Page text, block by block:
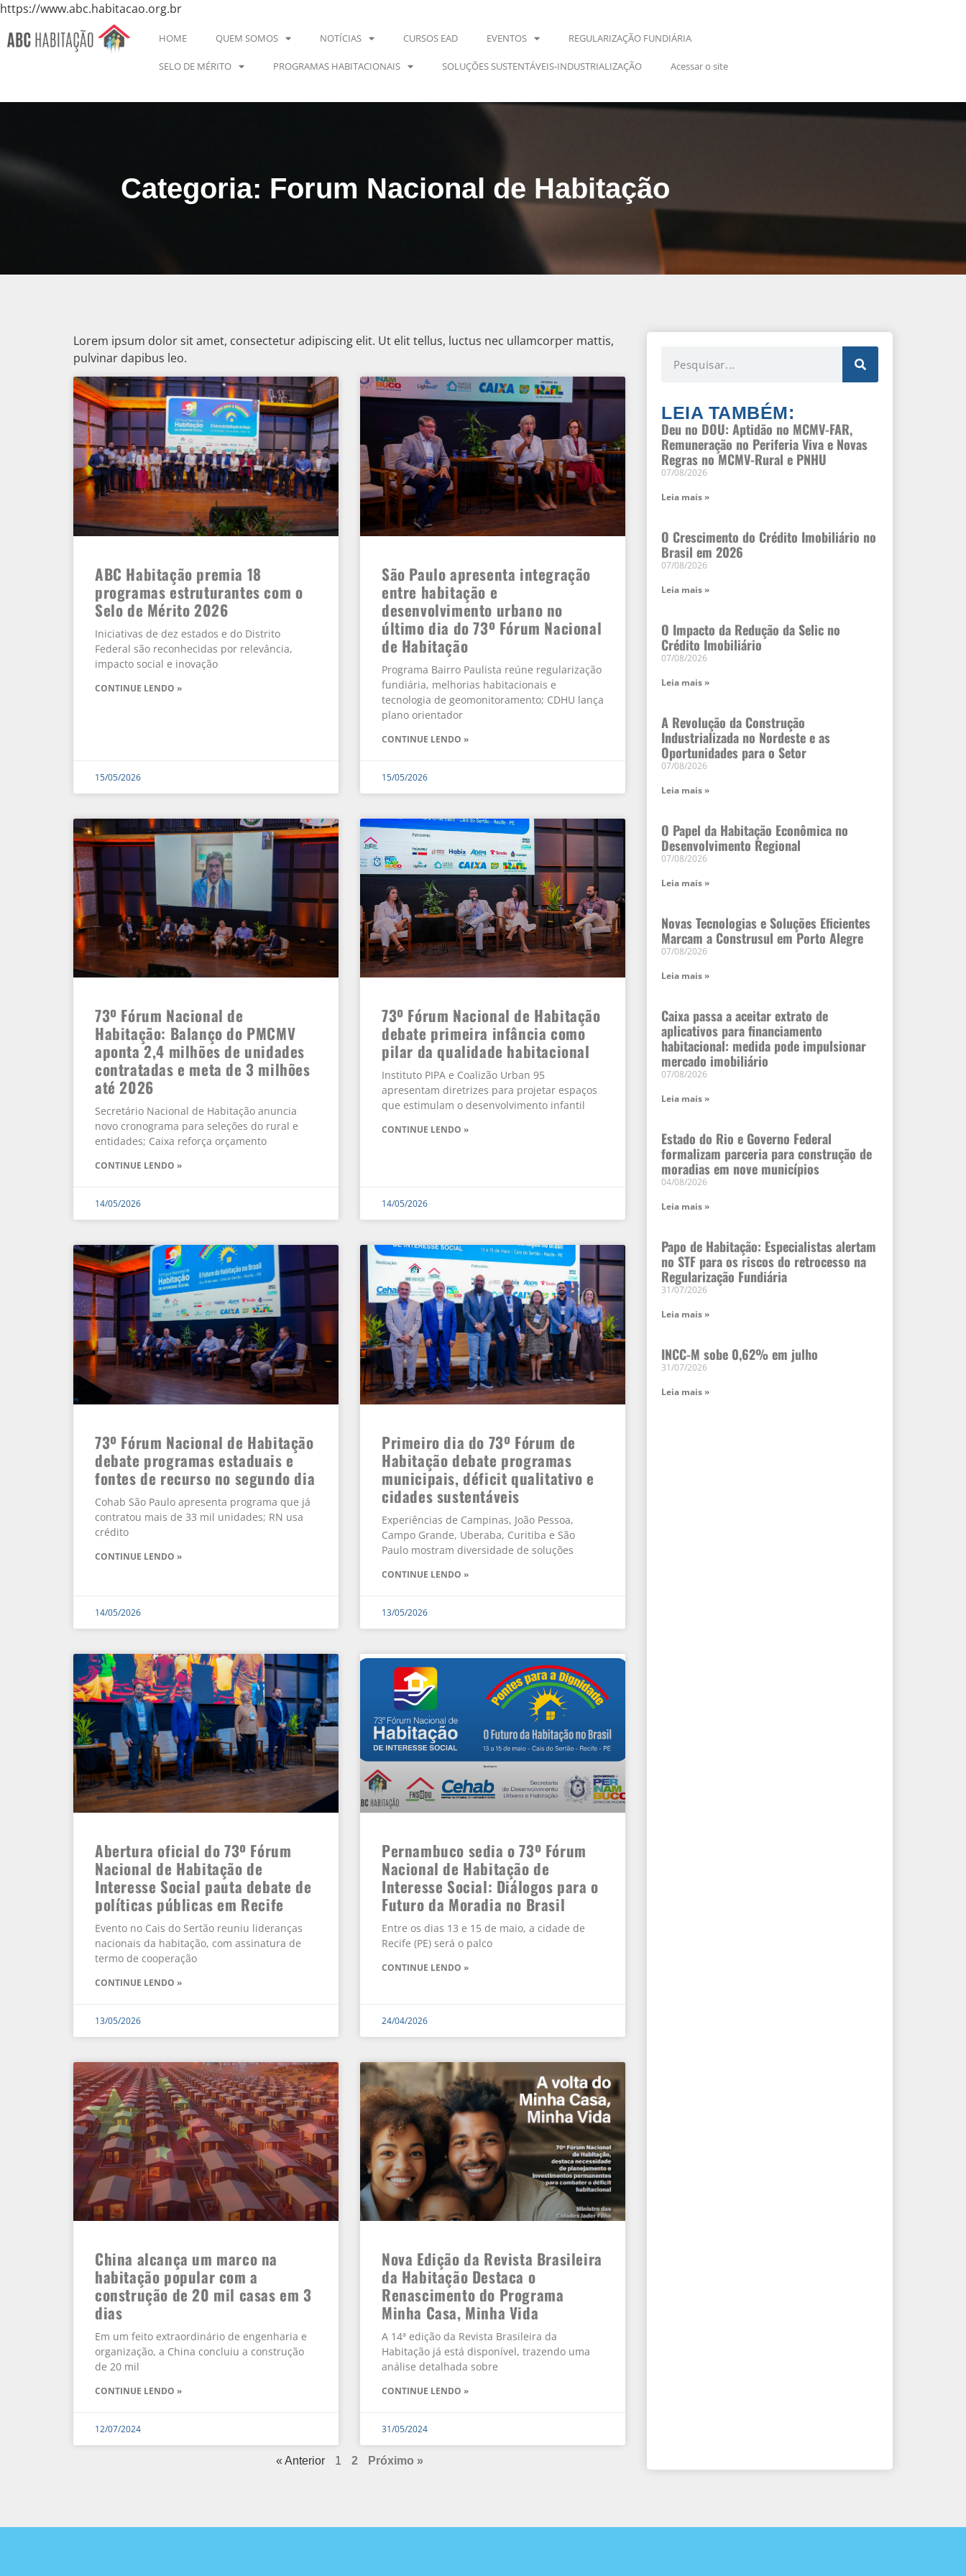
https://www.abc.habitacao.org.br
HOME QUEM SOMOS NOTÍCIAS CURSOS EAD EVENTOS REGULARIZAÇÃO FUNDIÁRIA
SELO DE MÉRITO PROGRAMAS HABITACIONAIS SOLUÇÕES SUSTENTÁVEIS-INDUSTRIALIZAÇÃO Acessar o site
Categoria: Forum Nacional de Habitação
Lorem ipsum dolor sit amet, consectetur adipiscing elit. Ut elit tellus, luctus nec ullamcorper mattis,
pulvinar dapibus leo.
ABC Habitação premia 18
programas estruturantes com o
Selo de Mérito 2026
Iniciativas de dez estados e do Distrito
Federal são reconhecidas por relevância,
impacto social e inovação
CONTINUE LENDO »
15/05/2026
São Paulo apresenta integração
entre habitação e
desenvolvimento urbano no
último dia do 73º Fórum Nacional
de Habitação
Programa Bairro Paulista reúne regularização
fundiária, melhorias habitacionais e
tecnologia de geomonitoramento; CDHU lança
plano orientador
CONTINUE LENDO »
15/05/2026
73º Fórum Nacional de
Habitação: Balanço do PMCMV
aponta 2,4 milhões de unidades
contratadas e meta de 3 milhões
até 2026
Secretário Nacional de Habitação anuncia
novo cronograma para seleções do rural e
entidades; Caixa reforça orçamento
CONTINUE LENDO »
14/05/2026
73º Fórum Nacional de Habitação
debate primeira infância como
pilar da qualidade habitacional
Instituto PIPA e Coalizão Urban 95
apresentam diretrizes para projetar espaços
que estimulam o desenvolvimento infantil
CONTINUE LENDO »
14/05/2026
73º Fórum Nacional de Habitação
debate programas estaduais e
fontes de recurso no segundo dia
Cohab São Paulo apresenta programa que já
contratou mais de 33 mil unidades; RN usa
crédito
CONTINUE LENDO »
14/05/2026
Primeiro dia do 73º Fórum de
Habitação debate programas
municipais, déficit qualitativo e
cidades sustentáveis
Experiências de Campinas, João Pessoa,
Campo Grande, Uberaba, Curitiba e São
Paulo mostram diversidade de soluções
CONTINUE LENDO »
13/05/2026
Abertura oficial do 73º Fórum
Nacional de Habitação de
Interesse Social pauta debate de
políticas públicas em Recife
Evento no Cais do Sertão reuniu lideranças
nacionais da habitação, com assinatura de
termo de cooperação
CONTINUE LENDO »
13/05/2026
Pernambuco sedia o 73º Fórum
Nacional de Habitação de
Interesse Social: Diálogos para o
Futuro da Moradia no Brasil
Entre os dias 13 e 15 de maio, a cidade de
Recife (PE) será o palco
CONTINUE LENDO »
24/04/2026
China alcança um marco na
habitação popular com a
construção de 20 mil casas em 3
dias
Em um feito extraordinário de engenharia e
organização, a China concluiu a construção
de 20 mil
CONTINUE LENDO »
12/07/2024
Nova Edição da Revista Brasileira
da Habitação Destaca o
Renascimento do Programa
Minha Casa, Minha Vida
A 14ª edição da Revista Brasileira da
Habitação já está disponível, trazendo uma
análise detalhada sobre
CONTINUE LENDO »
31/05/2024
« Anterior 1 2 Próximo »
LEIA TAMBÉM:
Deu no DOU: Aptidão no MCMV-FAR,
Remuneração no Periferia Viva e Novas
Regras no MCMV-Rural e PNHU
07/08/2026
Leia mais »
O Crescimento do Crédito Imobiliário no
Brasil em 2026
07/08/2026
Leia mais »
O Impacto da Redução da Selic no
Crédito Imobiliário
07/08/2026
Leia mais »
A Revolução da Construção
Industrializada no Nordeste e as
Oportunidades para o Setor
07/08/2026
Leia mais »
O Papel da Habitação Econômica no
Desenvolvimento Regional
07/08/2026
Leia mais »
Novas Tecnologias e Soluções Eficientes
Marcam a Construsul em Porto Alegre
07/08/2026
Leia mais »
Caixa passa a aceitar extrato de
aplicativos para financiamento
habitacional: medida pode impulsionar
mercado imobiliário
07/08/2026
Leia mais »
Estado do Rio e Governo Federal
formalizam parceria para construção de
moradias em nove municípios
04/08/2026
Leia mais »
Papo de Habitação: Especialistas alertam
no STF para os riscos do retrocesso na
Regularização Fundiária
31/07/2026
Leia mais »
INCC-M sobe 0,62% em julho
31/07/2026
Leia mais »